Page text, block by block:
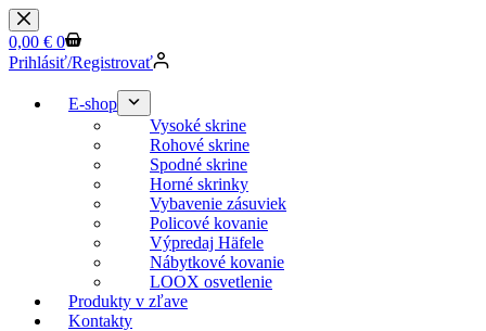
Skip
to
content
Shopping
cart
0,00 € 0
Prihlásiť/Registrovať
E-shop
Vysoké skrine
Rohové skrine
Spodné skrine
Horné skrinky
Vybavenie zásuviek
Policové kovanie
Výpredaj Häfele
Nábytkové kovanie
LOOX osvetlenie
Produkty v zľave
Kontakty